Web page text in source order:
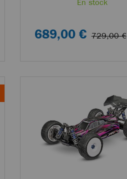
En stock
689,00 € 729,00 €